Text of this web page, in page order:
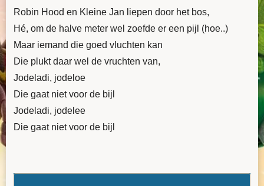
Robin Hood en Kleine Jan liepen door het bos,
Hé, om de halve meter wel zoefde er een pijl (hoe..)
Maar iemand die goed vluchten kan
Die plukt daar wel de vruchten van,
Jodeladi, jodeloe
Die gaat niet voor de bijl
Jodeladi, jodelee
Die gaat niet voor de bijl